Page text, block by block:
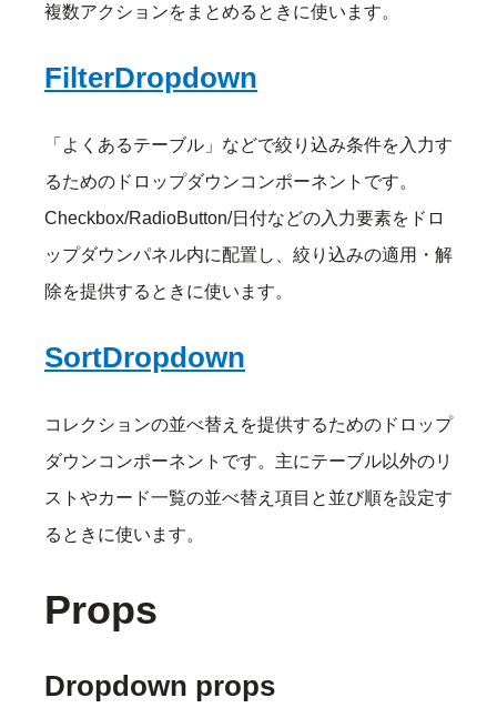
複数アクションをまとめるときに使います。
FilterDropdown
「よくあるテーブル」などで絞り込み条件を入力す
るためのドロップダウンコンポーネントです。
Checkbox/RadioButton/日付などの入力要素をドロ
ップダウンパネル内に配置し、絞り込みの適用・解
除を提供するときに使います。
SortDropdown
コレクションの並べ替えを提供するためのドロップ
ダウンコンポーネントです。主にテーブル以外のリ
ストやカード一覧の並べ替え項目と並び順を設定す
るときに使います。
Props
Dropdown props